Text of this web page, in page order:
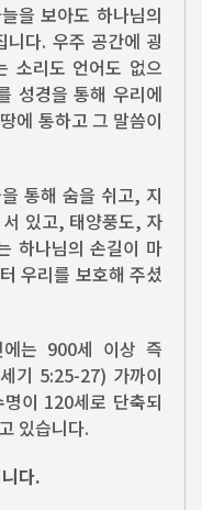
을 보아도 하나님의
다. 우주 공간에 굉
소리도 언어도 없으
성경을 통해 우리에
에 통하고 그 말씀이
통해 숨을 쉬고, 지
있고, 태양풍도, 자
하나님의 손길이 마
우리를 보호해 주셨
는 900세 이상 즉
기 5:25-27) 가까이
이 120세로 단축되
있습니다.
다.